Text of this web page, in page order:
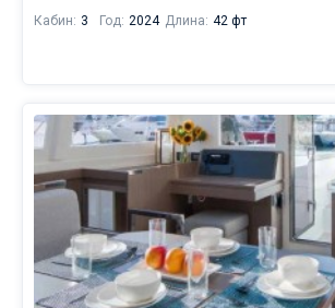
Кабин: 3 Год: 2024 Длина: 42 фт